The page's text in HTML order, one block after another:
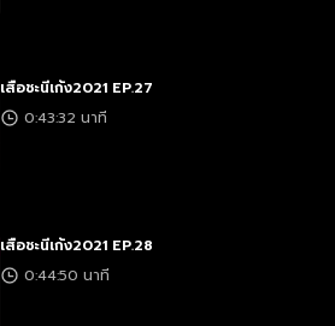
เสือชะนีเก้ง2021 EP.27
0:43:32 นาที
เสือชะนีเก้ง2021 EP.28
0:44:50 นาที